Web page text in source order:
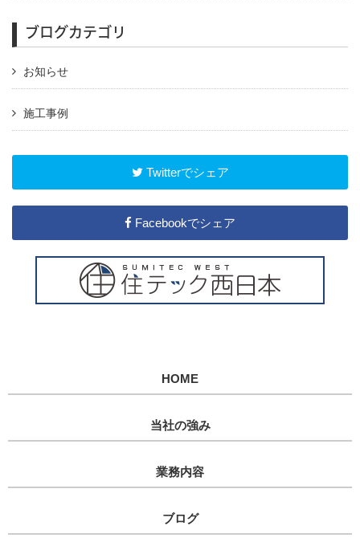
ブログカテゴリ
お知らせ
施工事例
Twitterでシェア
Facebookでシェア
HOME
当社の強み
業務内容
ブログ